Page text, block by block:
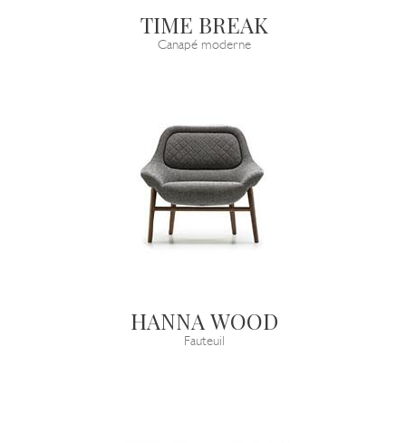
TIME BREAK
Canapé moderne
HANNA WOOD
Fauteuil